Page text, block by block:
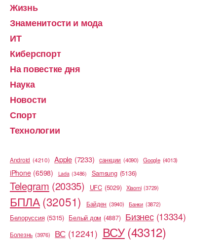
Жизнь
Знаменитости и мода
ИТ
Киберспорт
На повестке дня
Наука
Новости
Спорт
Технологии
Android (4210) Apple (7233) cанкции (4090) Google (4013)
iPhone (6598) Lada (3486) Samsung (5136)
Telegram (20335) UFC (5029) Xiaomi (3729)
БПЛА(32051) Байден (3940) Банки (3872)
Белоруссия (5315) Белый дом (4887) Бизнес (13334)
Болезнь (3976) ВС (12241) ВСУ(43312)